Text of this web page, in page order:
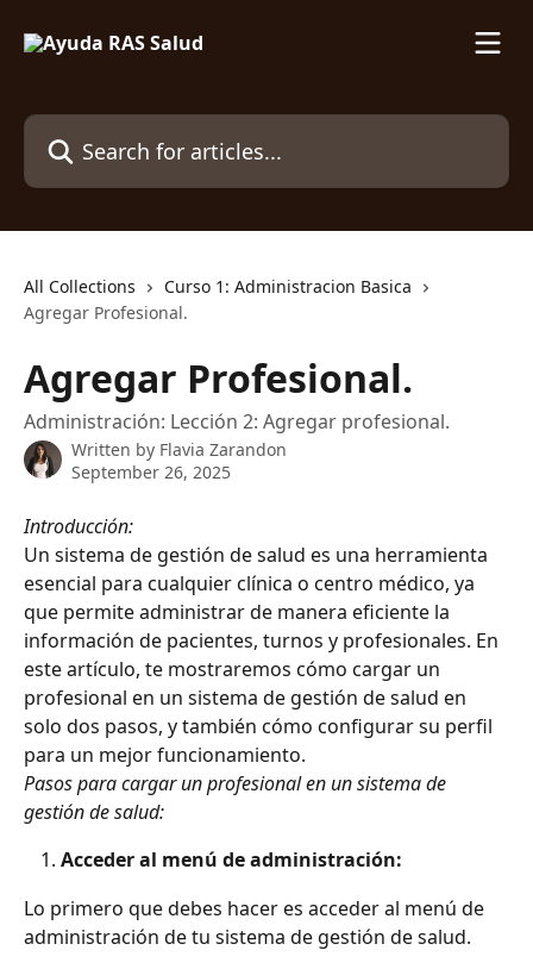
Search for articles...
All Collections
Curso 1: Administracion Basica
Agregar Profesional.
Agregar Profesional.
Administración: Lección 2: Agregar profesional.
Written by Flavia Zarandon
September 26, 2025
Introducción:
Un sistema de gestión de salud es una herramienta
esencial para cualquier clínica o centro médico, ya
que permite administrar de manera eficiente la
información de pacientes, turnos y profesionales. En
este artículo, te mostraremos cómo cargar un
profesional en un sistema de gestión de salud en
solo dos pasos, y también cómo configurar su perfil
para un mejor funcionamiento.
Pasos para cargar un profesional en un sistema de
gestión de salud:
Acceder al menú de administración:
Lo primero que debes hacer es acceder al menú de
administración de tu sistema de gestión de salud.